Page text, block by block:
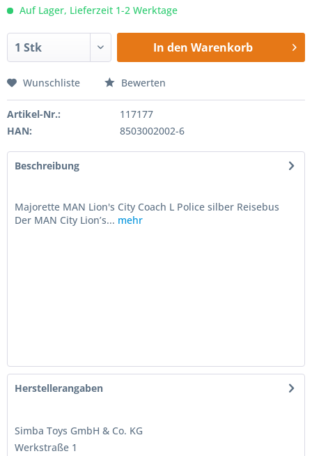
Auf Lager, Lieferzeit 1-2 Werktage
In den Warenkorb
Wunschliste Bewerten
Artikel-Nr.:
117177
HAN:
8503002002-6
Beschreibung
Majorette MAN Lion's City Coach L Police silber Reisebus
Der MAN City Lion’s... mehr
Herstellerangaben
Simba Toys GmbH & Co. KG
Werkstraße 1